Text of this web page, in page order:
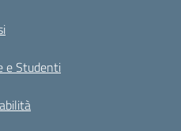
e Studenti